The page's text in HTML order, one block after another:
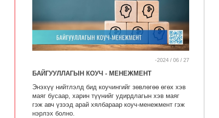
-2024 / 06 / 27
БАЙГУУЛЛАГЫН КОУЧ - МЕНЕЖМЕНТ
Энэхүү нийтлэлд бид коучингийг зөвлөгөө өгөх хэв
маяг бусаар, харин түүнийг удирдлагын хэв маяг
гэж авч үзээд арай хялбараар коуч-менежмент гэж
нэрлэх болно.